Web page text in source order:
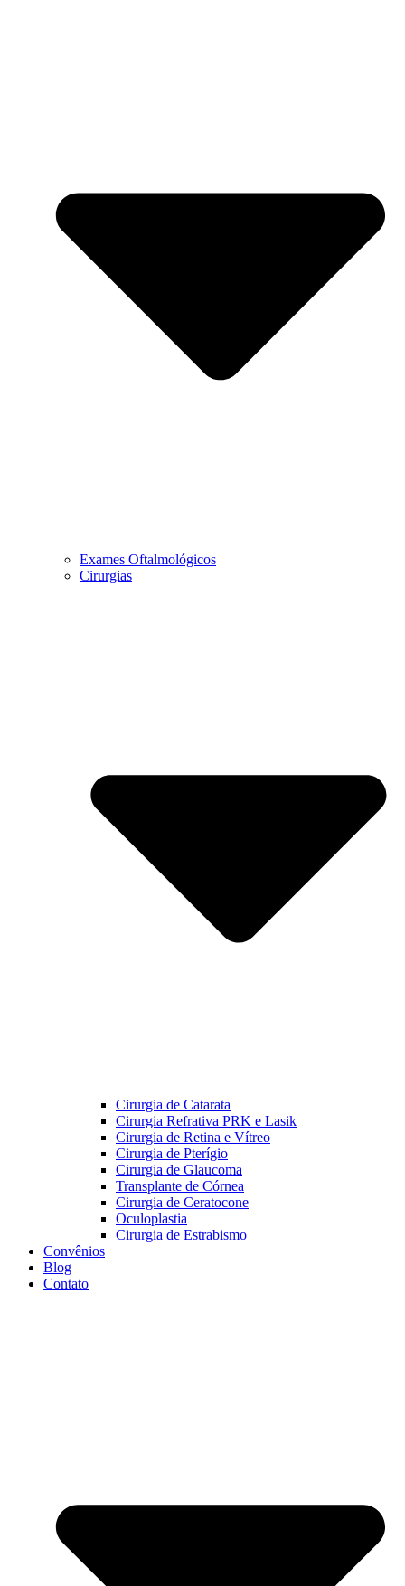
Exames Oftalmológicos
Cirurgias
Cirurgia de Catarata
Cirurgia Refrativa PRK e Lasik
Cirurgia de Retina e Vítreo
Cirurgia de Pterígio
Cirurgia de Glaucoma
Transplante de Córnea
Cirurgia de Ceratocone
Oculoplastia
Cirurgia de Estrabismo
Convênios
Blog
Contato